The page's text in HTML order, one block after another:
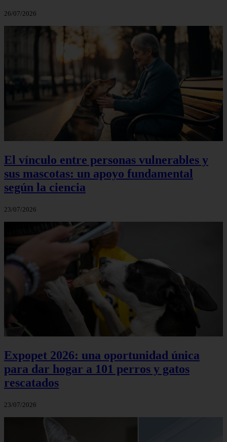
26/07/2026
El vínculo entre personas vulnerables y
sus mascotas: un apoyo fundamental
según la ciencia
23/07/2026
Expopet 2026: una oportunidad única
para dar hogar a 101 perros y gatos
rescatados
23/07/2026